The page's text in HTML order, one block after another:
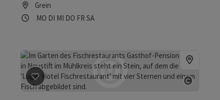
Grein
Öffnungszeiten
MO Montag geöffnet
DI Dienstag geöffnet
MI Mittwoch geöffnet
DO Donnerstag geöffnet
FR Freitag geöffnet
SASamstag geöffnet
Beitrag merken: Radverleih Gasthof Luger